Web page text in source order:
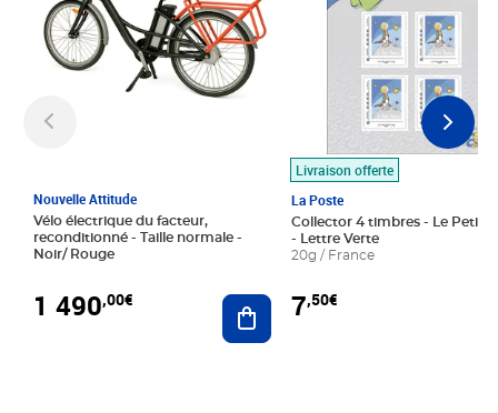
Nouvelle Attitude
Vélo électrique du facteur,
reconditionné - Taille normale -
Noir/ Rouge
1 490,00€ Ajouter au panier
Livraison offerte
La Poste
Collector 4 timbres - Le Petit
- Lettre Verte
20g / France
7,50€